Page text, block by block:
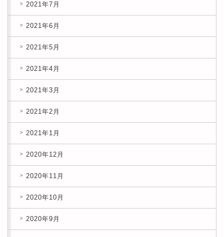
2021年7月
2021年6月
2021年5月
2021年4月
2021年3月
2021年2月
2021年1月
2020年12月
2020年11月
2020年10月
2020年9月